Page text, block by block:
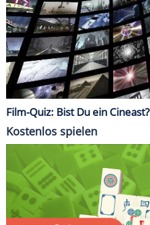
Film-Quiz: Bist Du ein Cineast?
Kostenlos spielen